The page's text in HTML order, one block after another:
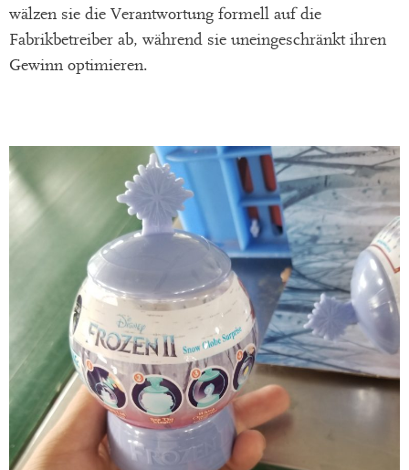
wälzen sie die Verantwortung formell auf die
Fabrikbetreiber ab, während sie uneingeschränkt ihren
Gewinn optimieren.